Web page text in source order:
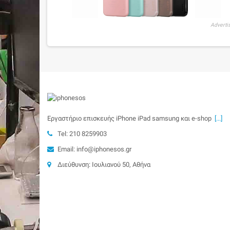
Εργαστήριο επισκευής iPhone iPad samsung και e-shop [...]
Tel: 210 8259903
Email: info@iphonesos.gr
Διεύθυνση: Ιουλιανού 50, Αθήνα